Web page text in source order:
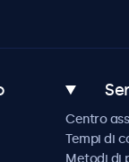
Centro
Tempi di